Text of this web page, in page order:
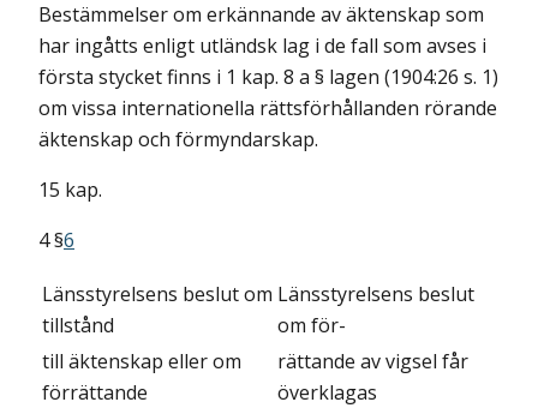
Bestämmelser om erkännande av äktenskap som
har ingåtts enligt utländsk lag i de fall som avses i
första stycket finns i 1 kap. 8 a § lagen (1904:26 s. 1)
om vissa internationella rättsförhållanden rörande
äktenskap och förmyndarskap.
15 kap.
4 §6
Länsstyrelsens beslut om
tillstånd
Länsstyrelsens beslut
om för-
till äktenskap eller om
förrättande
rättande av vigsel får
överklagas